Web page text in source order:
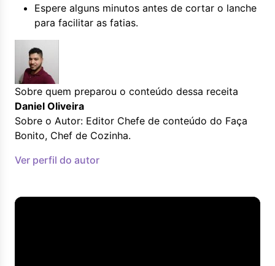
Espere alguns minutos antes de cortar o lanche
para facilitar as fatias.
Sobre quem preparou o conteúdo dessa receita
Daniel Oliveira
Sobre o Autor: Editor Chefe de conteúdo do Faça
Bonito, Chef de Cozinha.
Ver perfil do autor